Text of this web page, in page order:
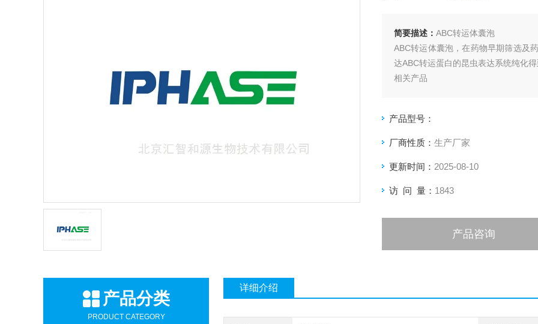
简要描述： ABC转运体囊泡
ABC转运体囊泡，在药物早期筛选及
达ABC转运蛋白的昆虫表达系统纯化
相关产品
人MRP1囊泡
人MRP2囊泡
人MRP4囊泡
狗BSEP囊泡
产品型号：
厂商性质： 生产厂家
更新时间： 2025-08-10
访 问 量： 1843
产品咨询
产品分类
PRODUCT CATEGORY
详细介绍